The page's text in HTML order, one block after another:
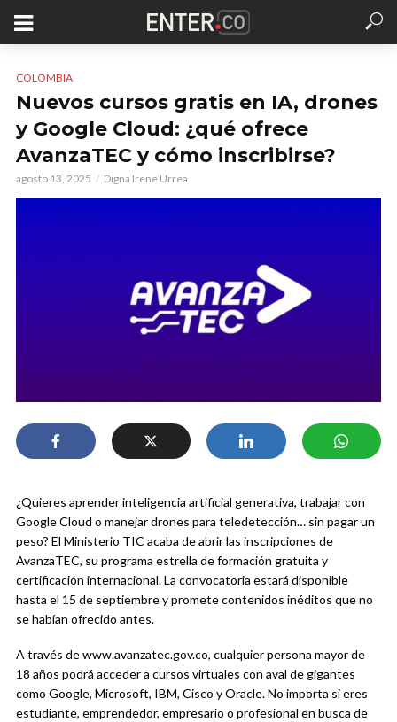
COLOMBIA
Nuevos cursos gratis en IA, drones
y Google Cloud: ¿qué ofrece
AvanzaTEC y cómo inscribirse?
agosto 13, 2025 Digna Irene Urrea
¿Quieres aprender inteligencia artificial generativa, trabajar con
Google Cloud o manejar drones para teledetección… sin pagar un
peso? El Ministerio TIC acaba de abrir las inscripciones de
AvanzaTEC, su programa estrella de formación gratuita y
certificación internacional. La convocatoria estará disponible
hasta el 15 de septiembre y promete contenidos inéditos que no
se habían ofrecido antes.
A través de www.avanzatec.gov.co, cualquier persona mayor de
18 años podrá acceder a cursos virtuales con aval de gigantes
como Google, Microsoft, IBM, Cisco y Oracle. No importa si eres
estudiante, emprendedor, empresario o profesional en busca de